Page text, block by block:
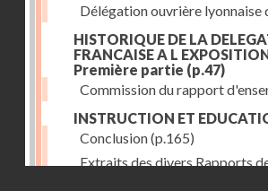
Délégation ouvrière lyonnaise
HISTORIQUE DE LA
FRANCAISE A L
Première partie (p.47)
Commission du rapport
INSTRUCTION ET
Conclusion(p.165)
Extraits des divers Rapports